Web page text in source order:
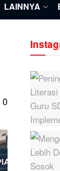
LAINNYA
0